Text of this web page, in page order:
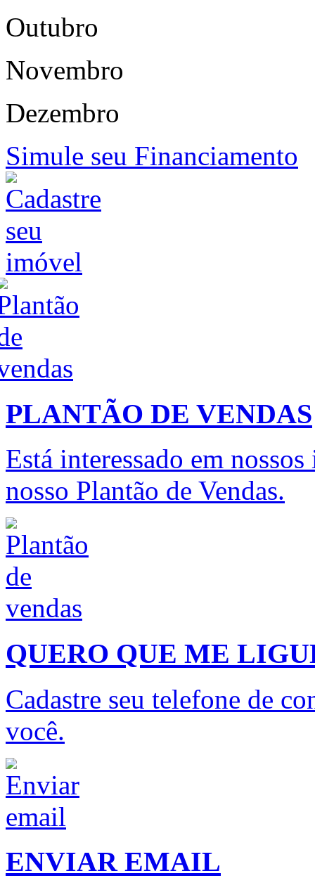
Outubro
Novembro
Dezembro
Simule seu Financiamento
PLANTÃO DE VENDAS
Está interessado em
nosso Plantão de Vendas.
QUERO QUE ME
Cadastre seu telefone de
você.
ENVIAR EMAIL